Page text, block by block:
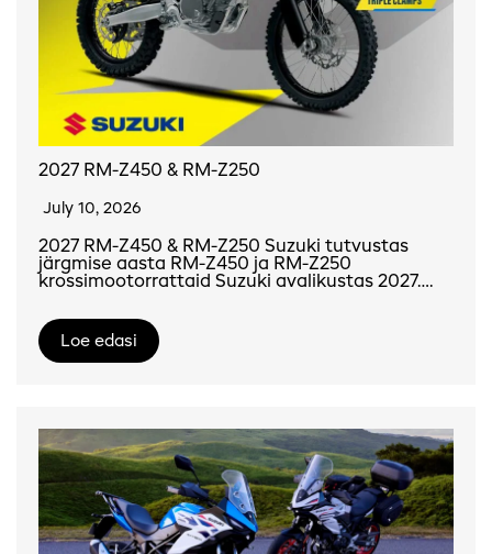
2027 RM-Z450 & RM-Z250
July 10, 2026
2027 RM-Z450 & RM-Z250 Suzuki tutvustas
järgmise aasta RM-Z450 ja RM-Z250
krossimootorrattaid Suzuki avalikustas 2027….
Loe edasi